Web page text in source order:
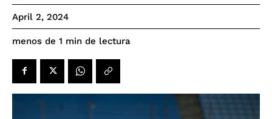
April 2, 2024
menos de 1 min de lectura